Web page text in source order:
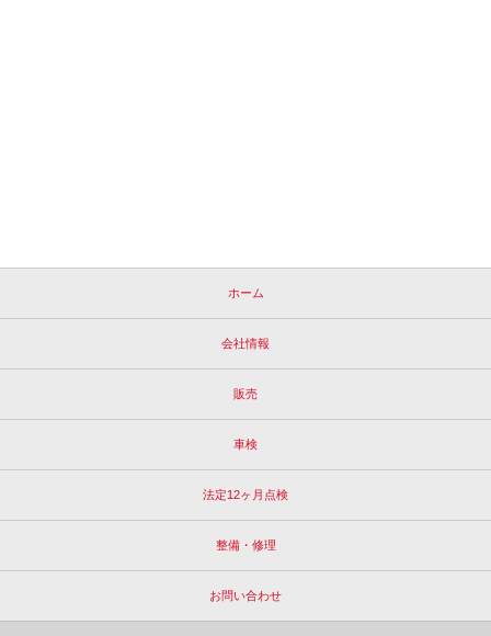
ホーム
会社情報
販売
車検
法定12ヶ月点検
整備・修理
お問い合わせ